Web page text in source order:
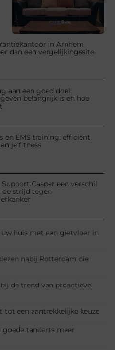
in Arnhem
dan een vergelijkingssite
aan een goed doel:
belangrijk is en hoe
en EMS training: efficiënt
je fitness
Casper een verschil
de strijd tegen
huis met een gietvloer in
nabij Rotterdam die
de trend van proactieve
tot een aantrekkelijke keuze
goede tandarts meer